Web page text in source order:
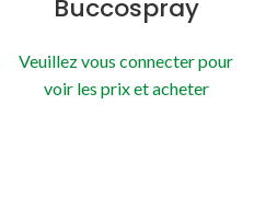
Buccospray
Veuillez vous connecter pour
voir les prix et acheter